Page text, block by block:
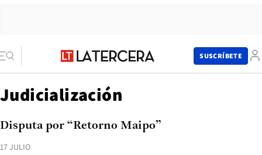
SUSCRÍBETE
Judicialización
17 JULIO
Disputa por “Retorno Maipo”